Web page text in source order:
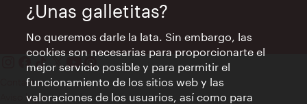
Contacto
Aviso legal
¿Unas galletitas?
No queremos darle la lata. Sin embargo, las
cookies son necesarias para proporcionarte el
mejor servicio posible y para permitir el
funcionamiento de los sitios web y las
valoraciones de los usuarios, así como para